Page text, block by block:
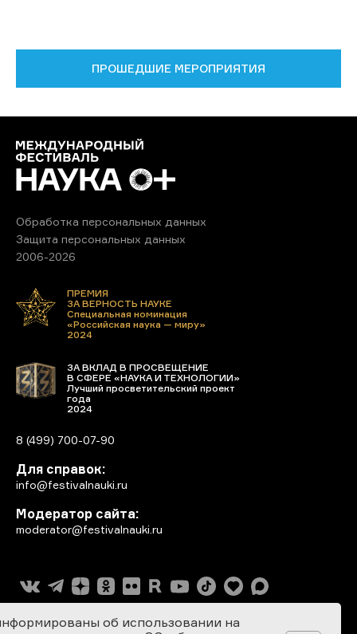
ПРОШЕДШИЕ МЕРОПРИЯТИЯ
Обработка персональных данных
Защита персональных данных
2006-2026
ПРЕМИЯ
ЗА ВЕРНОСТЬ НАУКЕ
Специальная номинация
«Российская наука — миру»
2024
ЗА ВКЛАД В ПРОСВЕЩЕНИЕ
В СФЕРЕ «НАУКА И ТЕХНОЛОГИИ»
Лучший просветительский проект
года
2024
8 (499) 700-07-90
Для справок:
info@festivalnauki.ru
Модератор сайта:
moderator@festivalnauki.ru
об использовании на